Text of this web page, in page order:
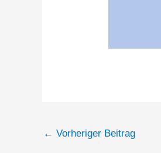
← Vorheriger Beitrag